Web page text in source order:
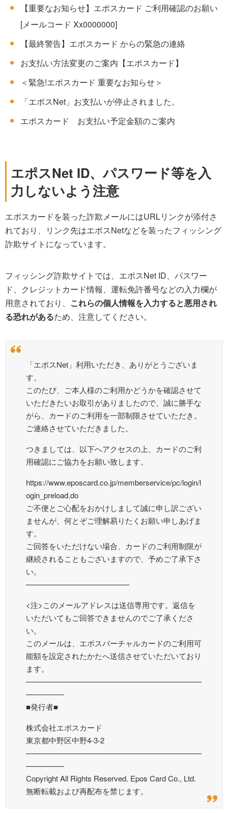
【重要なお知らせ】エポスカード ご利用確認のお願い
[メールコード Xx0000000]
【最終警告】エポスカード からの緊急の連絡
お支払い方法変更のご案内【エポスカード】
＜緊急!エポスカード 重要なお知らせ＞
「エポスNet」お支払いが停止されました。
エポスカード お支払い予定金額のご案内
エポスNet ID、パスワード等を入
力しないよう注意
エポスカードを装った詐欺メールにはURLリンクが添付さ
れており、リンク先はエポスNetなどを装ったフィッシング
詐欺サイトになっています。
フィッシング詐欺サイトでは、エポスNet ID、パスワー
ド、クレジットカード情報、運転免許番号などの入力欄が
用意されており、 これらの個人情報を入力すると悪用され
る恐れがあるため、注意してください。
「エポスNet」利用いただき、ありがとうございま
す。
このたび、ご本人様のご利用かどうかを確認させて
いただきたいお取引がありましたので、誠に勝手な
がら、カードのご利用を一部制限させていただき。
ご連絡させていただきました。
つきましては、以下へアクセスの上、カードのご利
用確認にご協力をお願い致します。
https://www.eposcard.co.jp/memberservice/pc/login/l
ogin_preload.do
ご不便とご心配をおかけしまして誠に申し訳ござい
ませんが、何とぞご理解易りたくお願い申しあげま
す。
ご回答をいただけない場合、カードのご利用制限が
継続されることもございますので、予めご了承下さ
い。
—————————————–
<注>このメールアドレスは送信専用です。返信を
いただいてもご回答できませんのでご了承くださ
い。
このメールは、エポスバーチャルカードのご利用可
能額を設定されたかたへ送信させていただいており
ます。
———————————————————————
—————
■発行者■
株式会社エポスカード
東京都中野区中野4-3-2
———————————————————————
—————
Copyright All Rights Reserved. Epos Card Co., Ltd.
無断転載および再配布を禁じます。